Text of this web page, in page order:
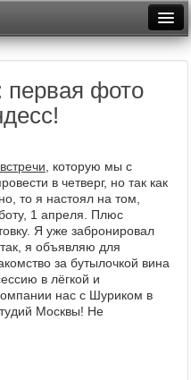
первая фото
, которую мы с
в четверг, но так как
то я настоял на том,
1 апреля. Плюс
Я уже забронировал
я объявляю для
за бутылочкой вина
в лёгкой и
нас с Шуриком в
Москвы! Не